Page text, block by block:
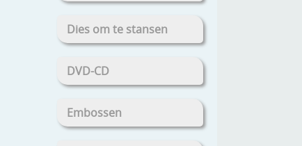
Dies om te stansen
DVD-CD
Embossen